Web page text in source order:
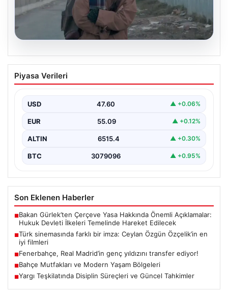
Türk sinemasında farklı bir imza: Ceylan
Özgün Özçelik’in en iyi filmleri
Piyasa Verileri
USD 47.60 ▲ +0.06%
EUR 55.09 ▲ +0.12%
ALTIN 6515.4 ▲ +0.30%
BTC 3079096 ▲ +0.95%
Son Eklenen Haberler
■Bakan Gürlek’ten Çerçeve Yasa Hakkında Önemli Açıklamalar:
Hukuk Devleti İlkeleri Temelinde Hareket Edilecek
■Türk sinemasında farklı bir imza: Ceylan Özgün Özçelik’in en
iyi filmleri
■Fenerbahçe, Real Madrid’in genç yıldızını transfer ediyor!
■Bahçe Mutfakları ve Modern Yaşam Bölgeleri
■Yargı Teşkilatında Disiplin Süreçleri ve Güncel Tahkimler